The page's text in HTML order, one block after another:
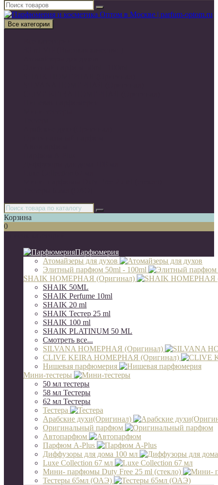
Все категории
Корзина
0
Парфюмерия
Атомайзеры для духов
Элитный парфюм 50ml - 100ml
SHAIK НОМЕРНАЯ (Оригинал)
SHAIK 50ML
SHAIK Perfume 10ml
SHAIK 20 ml
SHAIK Тестер 25 ml
SHAIK 100 ml
SHAIK PLATINUM 50 ML
Смотреть все...
SILVANA НОМЕРНАЯ (Оригинал)
CLIVE KEIRA НОМЕРНАЯ (Оригинал)
Нишевая парфюмерия
Мини-тестеры
50 мл тестеры
58 мл Тестеры
62 мл Тестеры
Тестера
Арабские духи(Оригинал)
Оригинальный парфюм
Автопарфюм
Парфюм A-Plus
Диффузоры для дома 100 мл
Luxe Collection 67 мл
Мини- парфюмы Duty Free 25 ml (стекло)
Тестеры 65мл (ОАЭ)